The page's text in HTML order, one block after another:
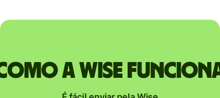
a Wise